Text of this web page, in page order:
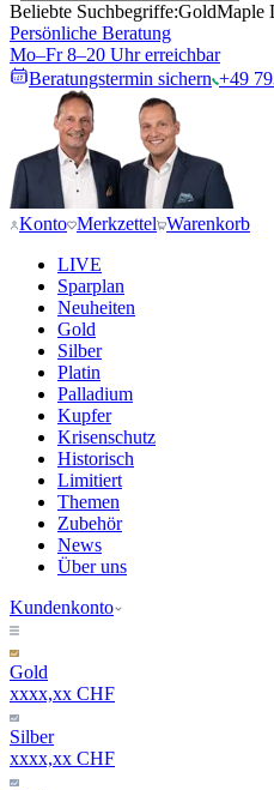
Beliebte Suchbegriffe:GoldMaple
Persönliche Beratung
Mo–Fr 8–20 Uhr erreichbar
Beratungstermin sichern +49
Konto Merkzettel Warenkorb
LIVE
Sparplan
Neuheiten
Gold
Silber
Platin
Palladium
Kupfer
Krisenschutz
Historisch
Limitiert
Themen
Zubehör
News
Über uns
Kundenkonto
Gold
xxxx,xx CHF
Silber
xxxx,xx CHF